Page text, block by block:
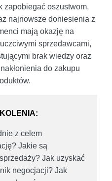
zapobiegać oszustwom,
najnowsze doniesienia z
mają okazję na
sprzedawcami,
brak wiedzy oraz
do zakupu
z celem
Jakie są
Jak uzyskać
negocjacji? Jak